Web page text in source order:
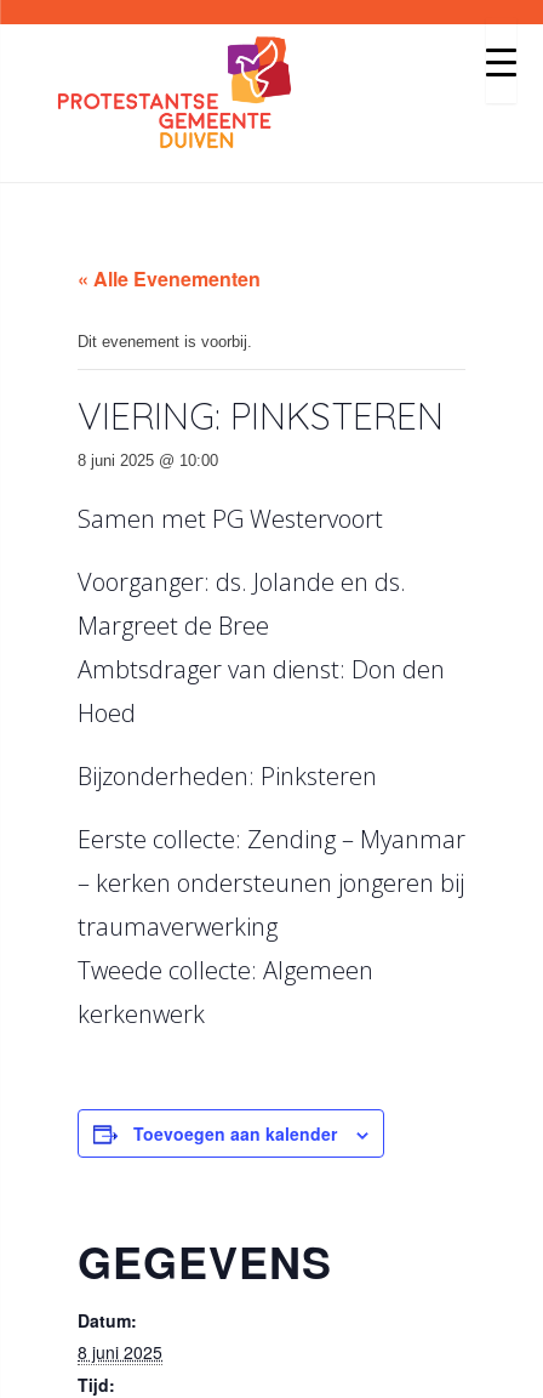
« Alle Evenementen
Dit evenement is voorbij.
VIERING: PINKSTEREN
8 juni 2025 @ 10:00
Samen met PG Westervoort
Voorganger: ds. Jolande en ds.
Margreet de Bree
Ambtsdrager van dienst: Don den
Hoed
Bijzonderheden: Pinksteren
Eerste collecte: Zending – Myanmar
– kerken ondersteunen jongeren bij
traumaverwerking
Tweede collecte: Algemeen
kerkenwerk
Toevoegen aan kalender
GEGEVENS
Datum:
8 juni 2025
Tijd: